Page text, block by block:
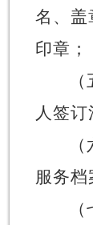
名、盖
印章；
人签订
服务档